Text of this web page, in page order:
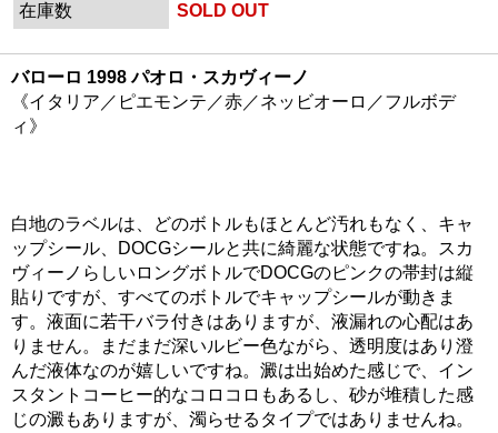
在庫数
SOLD OUT
バローロ 1998 パオロ・スカヴィーノ
《イタリア／ピエモンテ／赤／ネッビオーロ／フルボデ
ィ》
白地のラベルは、どのボトルもほとんど汚れもなく、キャ
ップシール、DOCGシールと共に綺麗な状態ですね。スカ
ヴィーノらしいロングボトルでDOCGのピンクの帯封は縦
貼りですが、すべてのボトルでキャップシールが動きま
す。液面に若干バラ付きはありますが、液漏れの心配はあ
りません。まだまだ深いルビー色ながら、透明度はあり澄
んだ液体なのが嬉しいですね。澱は出始めた感じで、イン
スタントコーヒー的なコロコロもあるし、砂が堆積した感
じの澱もありますが、濁らせるタイプではありませんね。